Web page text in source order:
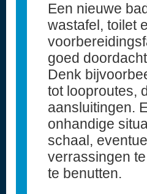
Een nieuwe
wastafel, toilet
goed
Denk
tot looproutes,
aansluitingen.
onhandige
schaal,
verrassingen
te benutten.